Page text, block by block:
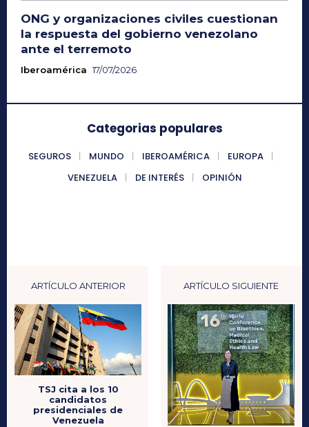
ONG y organizaciones civiles cuestionan
la respuesta del gobierno venezolano
ante el terremoto
Iberoamérica 17/07/2026
Categorias populares
SEGUROS MUNDO IBEROAMÉRICA
EUROPA
VENEZUELA
DE INTERÉS OPINIÓN
ARTÍCULO ANTERIOR
TSJ cita a los 10
candidatos
presidenciales de
Venezuela
ARTÍCULO SIGUIENTE